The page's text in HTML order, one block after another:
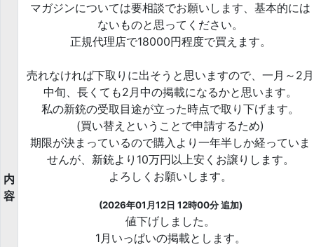
内
容
マガジンについては要相談でお願いします、基本的には
ないものと思ってください。
正規代理店で18000円程度で買えます。
売れなければ下取りに出そうと思いますので、一月～2月
中旬、長くても2月中の掲載になるかと思います。
私の新銃の受取目途が立った時点で取り下げます。
(買い替えということで申請するため)
期限が決まっているので購入より一年半しか経っていま
せんが、新銃より10万円以上安くお譲りします。
よろしくお願いします。
(2026年01月12日 12時00分 追加)
値下げしました。
1月いっぱいの掲載とします。